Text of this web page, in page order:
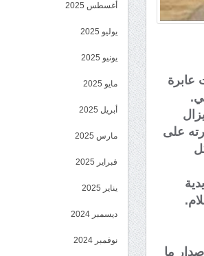
عابرة
على
ما
أغسطس 2025
يوليو 2025
يونيو 2025
مايو 2025
أبريل 2025
مارس 2025
فبراير 2025
يناير 2025
ديسمبر 2024
نوفمبر 2024